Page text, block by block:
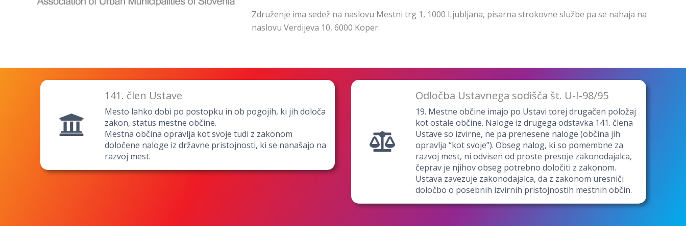
Združenje ima sedež na naslovu Mestni trg 1, 1000 Ljubljana, pisarna strokovne službe pa se nahaja na
naslovu Verdijeva 10, 6000 Koper.
141. člen Ustave
Mesto lahko dobi po postopku in ob pogojih, ki jih določa
zakon, status mestne občine.
Mestna občina opravlja kot svoje tudi z zakonom
določene naloge iz državne pristojnosti, ki se nanašajo na
razvoj mest.
Odločba Ustavnega sodišča št. U-I-98/95
19. Mestne občine imajo po Ustavi torej drugačen položaj
kot ostale občine. Naloge iz drugega odstavka 141. člena
Ustave so izvirne, ne pa prenesene naloge (občina jih
opravlja “kot svoje”). Obseg nalog, ki so pomembne za
razvoj mest, ni odvisen od proste presoje zakonodajalca,
čeprav je njihov obseg potrebno določiti z zakonom.
Ustava zavezuje zakonodajalca, da z zakonom uresniči
določbo o posebnih izvirnih pristojnostih mestnih občin.